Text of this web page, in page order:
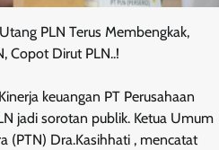
PLN Terus Membengkak,
Copot Dirut PLN..!
keuangan PT Perusahaan
jadi sorotan publik. Ketua Umum
(PTN) Dra.Kasihhati , mencatat